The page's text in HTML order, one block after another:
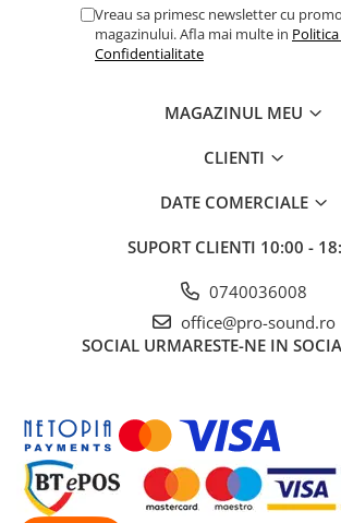
Console DJ
Controllere MIDI - USB DAW
Genti pentru DJ
Cabluri adaptoare, cabluri Y
Cabluri de instrumente
Cabluri de microfon
Cabluri la metru
Cabluri MIDI si audio digitale
Cabluri multicore
Conectori
Vreau sa primesc newsletter cu
magazinului. Afla mai multe in
Confidentialitate
MAGAZINUL MEU
CLIENTI
DATE COMERCIALE
SUPORT CLIENTI 10:00 -
0740036008
office@pro-sound.ro
SOCIAL URMARESTE-NE IN